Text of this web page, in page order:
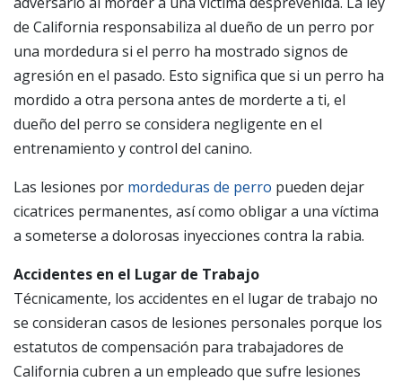
de California responsabiliza al dueño de un perro por
una mordedura si el perro ha mostrado signos de
agresión en el pasado. Esto significa que si un perro ha
mordido a otra persona antes de morderte a ti, el
dueño del perro se considera negligente en el
entrenamiento y control del canino.
Las lesiones por mordeduras de perro pueden dejar
cicatrices permanentes, así como obligar a una víctima
a someterse a dolorosas inyecciones contra la rabia.
Accidentes en el Lugar de Trabajo
Técnicamente, los accidentes en el lugar de trabajo no
se consideran casos de lesiones personales porque los
estatutos de compensación para trabajadores de
California cubren a un empleado que sufre lesiones